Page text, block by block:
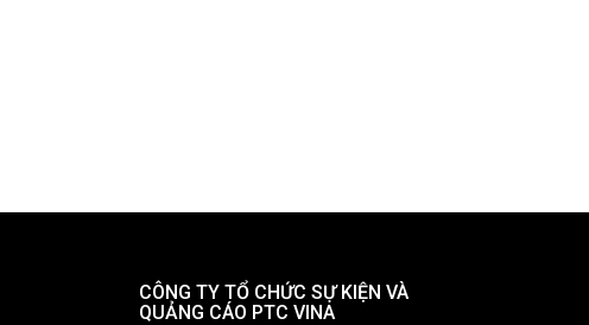
CÔNG TY TỔ CHỨC SỰ KIỆN VÀ
QUẢNG CÁO PTC VINA